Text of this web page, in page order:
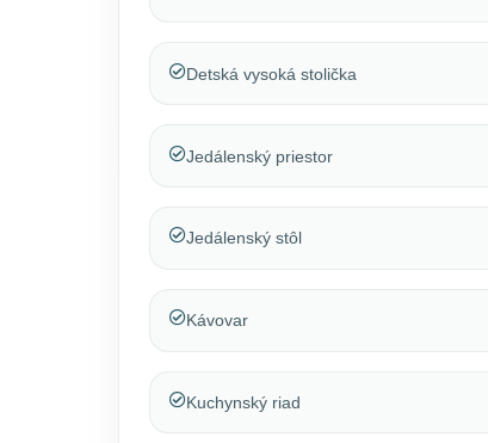
Detská vysoká stolička
Jedálenský priestor
Jedálenský stôl
Kávovar
Kuchynský riad